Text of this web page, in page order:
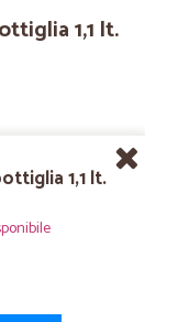
1,1 lt.
1,1 lt.